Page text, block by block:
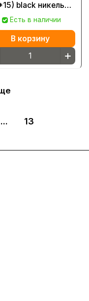
black никель
≈1000шт)
Есть в наличии
В корзину
... 13